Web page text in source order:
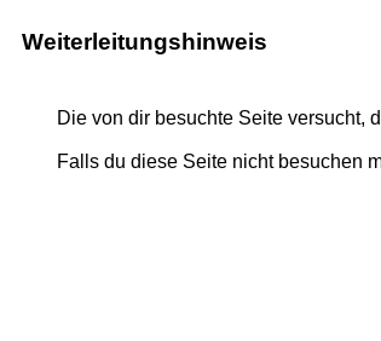
Weiterleitungshinweis
Die von dir besuchte Seite versucht,
Falls du diese Seite nicht besuchen